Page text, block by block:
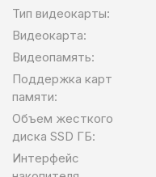
Тип видеокарты:
Видеокарта:
Видеопамять:
Поддержка карт
памяти:
Объем жесткого
диска SSD ГБ:
Интерфейс